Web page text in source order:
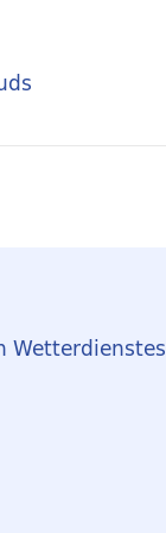
Wetterdienstes